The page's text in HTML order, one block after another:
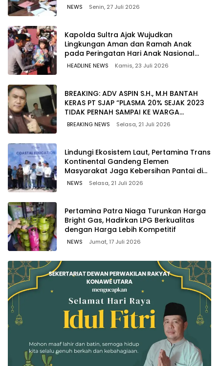
NEWS Senin, 27 Juli 2026
Kapolda Sultra Ajak Wujudkan
Lingkungan Aman dan Ramah Anak
pada Peringatan Hari Anak Nasional
2026
HEADLINE NEWS Kamis, 23 Juli 2026
BREAKING: ADV ASPIN S.H., M.H BANTAH
KERAS PT SJAP “PLASMA 20% SEJAK 2023
TIDAK PERNAH SAMPAI KE WARGA
WAWOONE!
BREAKING NEWS Selasa, 21 Juli 2026
Lindungi Ekosistem Laut, Pertamina Trans
Kontinental Gandeng Elemen
Masyarakat Jaga Kebersihan Pantai di
Bitung, Sulawesi
NEWS Selasa, 21 Juli 2026
Pertamina Patra Niaga Turunkan Harga
Bright Gas, Hadirkan LPG Berkualitas
dengan Harga Lebih Kompetitif
NEWS Jumat, 17 Juli 2026